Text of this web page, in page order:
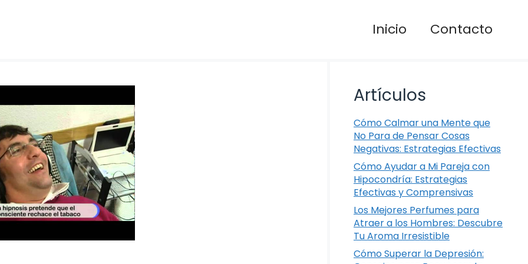
Inicio Contacto
Artículos
Cómo Calmar una Mente que
No Para de Pensar Cosas
Negativas: Estrategias Efectivas
Cómo Ayudar a Mi Pareja con
Hipocondría: Estrategias
Efectivas y Comprensivas
Los Mejores Perfumes para
Atraer a los Hombres: Descubre
Tu Aroma Irresistible
Cómo Superar la Depresión: